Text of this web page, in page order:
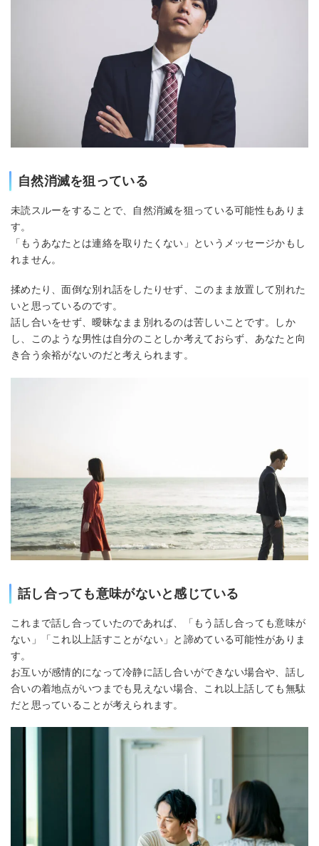
自然消滅を狙っている
未読スルーをすることで、自然消滅を狙っている可能性もありま
す。
「もうあなたとは連絡を取りたくない」というメッセージかもし
れません。
揉めたり、面倒な別れ話をしたりせず、このまま放置して別れた
いと思っているのです。
話し合いをせず、曖昧なまま別れるのは苦しいことです。しか
し、このような男性は自分のことしか考えておらず、あなたと向
き合う余裕がないのだと考えられます。
話し合っても意味がないと感じている
これまで話し合っていたのであれば、「もう話し合っても意味が
ない」「これ以上話すことがない」と諦めている可能性がありま
す。
お互いが感情的になって冷静に話し合いができない場合や、話し
合いの着地点がいつまでも見えない場合、これ以上話しても無駄
だと思っていることが考えられます。